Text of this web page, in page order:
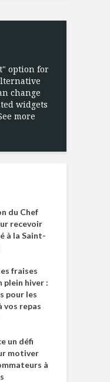
option for
change
widgets
more
du Chef
recevoir
à la Saint-
fraises
plein hiver :
pour les
vos repas
un défi
motiver
à